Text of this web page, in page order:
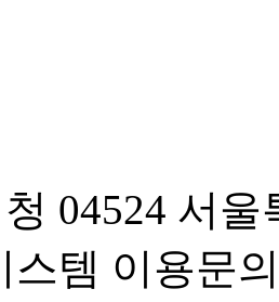
04524 서
스템 이용문